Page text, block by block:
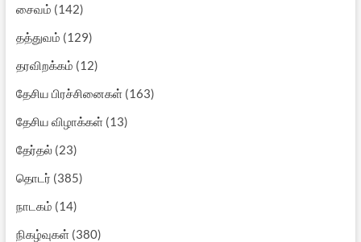
சைவம் (142)
தத்துவம் (129)
தரவிறக்கம் (12)
தேசிய பிரச்சினைகள்(163)
தேசிய விழாக்கள்(13)
தேர்தல்(23)
தொடர் (385)
நாடகம் (14)
நிகழ்வுகள்(380)